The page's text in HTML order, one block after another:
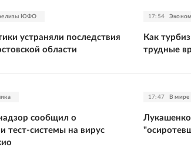
ЮФО
устраняли последствия
области
17:54
Как
трудные
сообщил о
тест-системы на вирус
17:47 В мире
Лукашенко